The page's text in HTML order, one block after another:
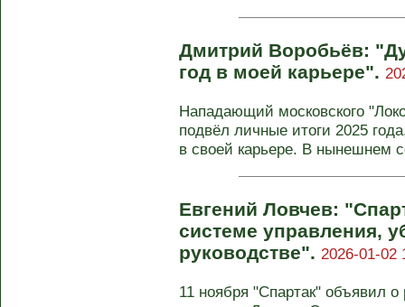
Дмитрий Воробьёв:
год в моей карьере".
Нападающий московского
подвёл личные итоги 2025
в своей карьере. В нынешнем
Евгений Ловчев:
системе управления,
руководстве". 2026-01-02
11 ноября "Спартак" объявил